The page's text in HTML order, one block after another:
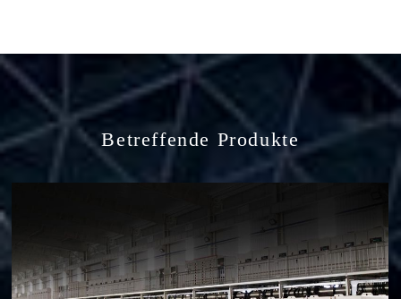
Betreffende Produkte